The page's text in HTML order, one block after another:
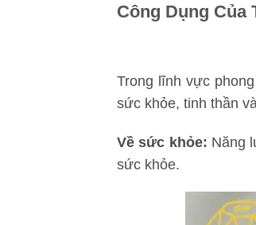
Công Dụng Của
Trong lĩnh vực
sức khỏe, tinh thần
Về sức khỏe: Năng
sức khỏe.